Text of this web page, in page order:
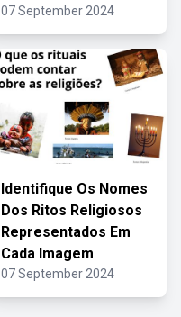
07 September 2024
Identifique Os Nomes
Dos Ritos Religiosos
Representados Em
Cada Imagem
07 September 2024